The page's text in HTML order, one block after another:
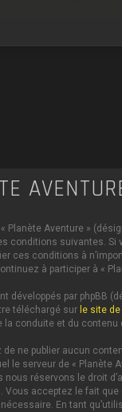
Planète Aventure »
conditions suivantes. Si
ces conditions à
à participer à «
développés par phpBB
téléchargé sur le site de
la conduite et du
ne publier aucun
le serveur de « Planète
nous réservons le droit
Vous acceptez le fait que
En tant